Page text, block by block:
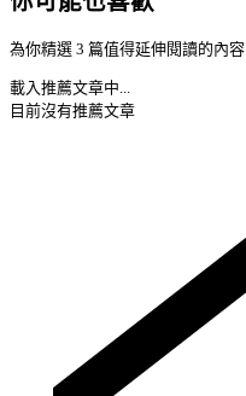
為你精選 3 篇值得延伸閱讀的內容
載入推薦文章中...
目前沒有推薦文章